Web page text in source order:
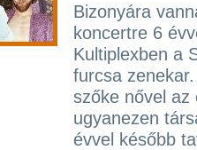
Bizonyára
koncertre 6
Kultiplexben a
furcsa
szőke nővel az
ugyanezen
évvel később